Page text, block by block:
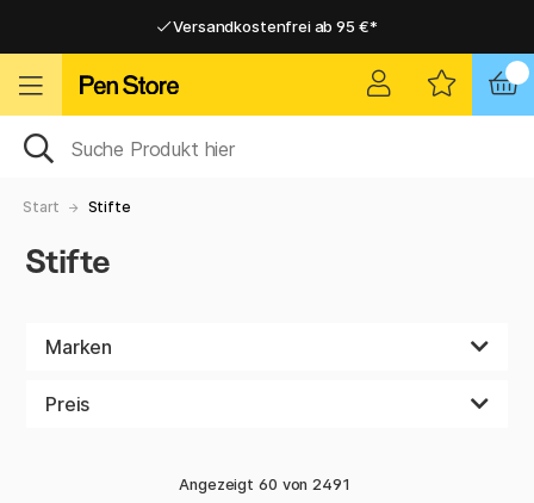
Versandkostenfrei ab 95 €*
Versandkostenfrei ab 95 €*
Start Stifte
Stifte
Marken
Preis
Angezeigt 60 von 2491